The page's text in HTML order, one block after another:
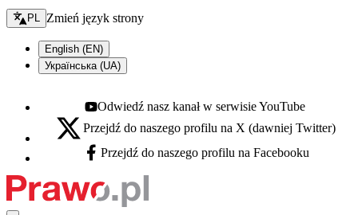
Zmień język - bieżący:
PL Zmień język strony
English (EN)
Українська (UA)
Youtube - otwiera się w nowej karcie
Odwiedź nasz kanał w serwisie YouTube
X - otwiera się w nowej karcie
Przejdź do naszego profilu na X (dawniej Twitter)
Facebook - otwiera się w nowej karcie
Przejdź do naszego profilu na Facebooku